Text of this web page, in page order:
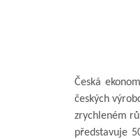
Česká
českých
zrychleném
představuje